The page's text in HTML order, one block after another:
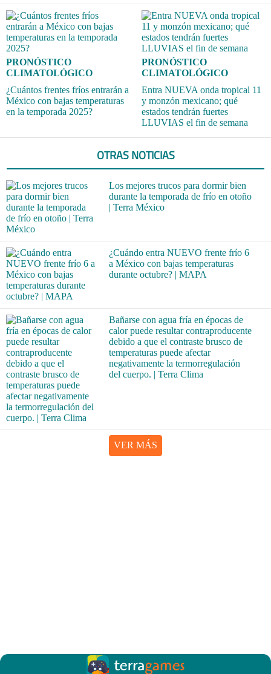
PRONÓSTICO
CLIMATOLÓGICO
¿Cuántos frentes fríos entrarán a
México con bajas temperaturas
en la temporada 2025?
PRONÓSTICO
CLIMATOLÓGICO
Entra NUEVA onda tropical 11
y monzón mexicano; qué
estados tendrán fuertes
LLUVIAS el fin de semana
OTRAS NOTICIAS
Los mejores trucos para dormir bien
durante la temporada de frío en otoño
| Terra México
¿Cuándo entra NUEVO frente frío 6
a México con bajas temperaturas
durante octubre? | MAPA
Bañarse con agua fría en épocas de
calor puede resultar contraproducente
debido a que el contraste brusco de
temperaturas puede afectar
negativamente la termorregulación
del cuerpo. | Terra Clima
VER MÁS